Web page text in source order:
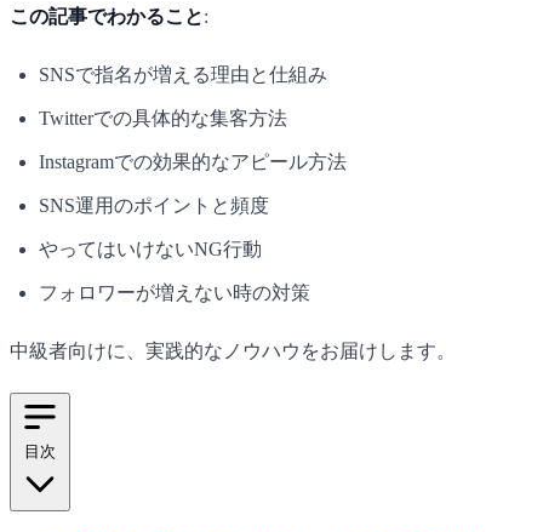
この記事でわかること:
SNSで指名が増える理由と仕組み
Twitterでの具体的な集客方法
Instagramでの効果的なアピール方法
SNS運用のポイントと頻度
やってはいけないNG行動
フォロワーが増えない時の対策
中級者向けに、実践的なノウハウをお届けします。
目次